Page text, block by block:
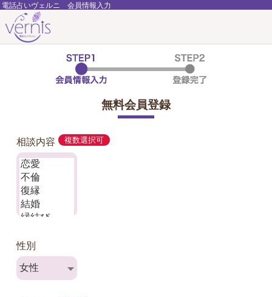
電話占いヴェルニ 会員情報入力
無料会員登録
相談内容 複数選択可
性別